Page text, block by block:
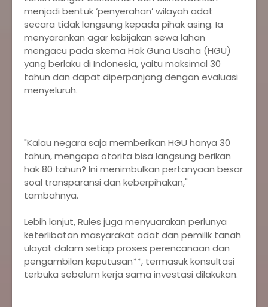
menjadi bentuk ‘penyerahan’ wilayah adat
secara tidak langsung kepada pihak asing. Ia
menyarankan agar kebijakan sewa lahan
mengacu pada skema Hak Guna Usaha (HGU)
yang berlaku di Indonesia, yaitu maksimal 30
tahun dan dapat diperpanjang dengan evaluasi
menyeluruh.
"Kalau negara saja memberikan HGU hanya 30
tahun, mengapa otorita bisa langsung berikan
hak 80 tahun? Ini menimbulkan pertanyaan besar
soal transparansi dan keberpihakan,"
tambahnya.
Lebih lanjut, Rules juga menyuarakan perlunya
keterlibatan masyarakat adat dan pemilik tanah
ulayat dalam setiap proses perencanaan dan
pengambilan keputusan**, termasuk konsultasi
terbuka sebelum kerja sama investasi dilakukan.